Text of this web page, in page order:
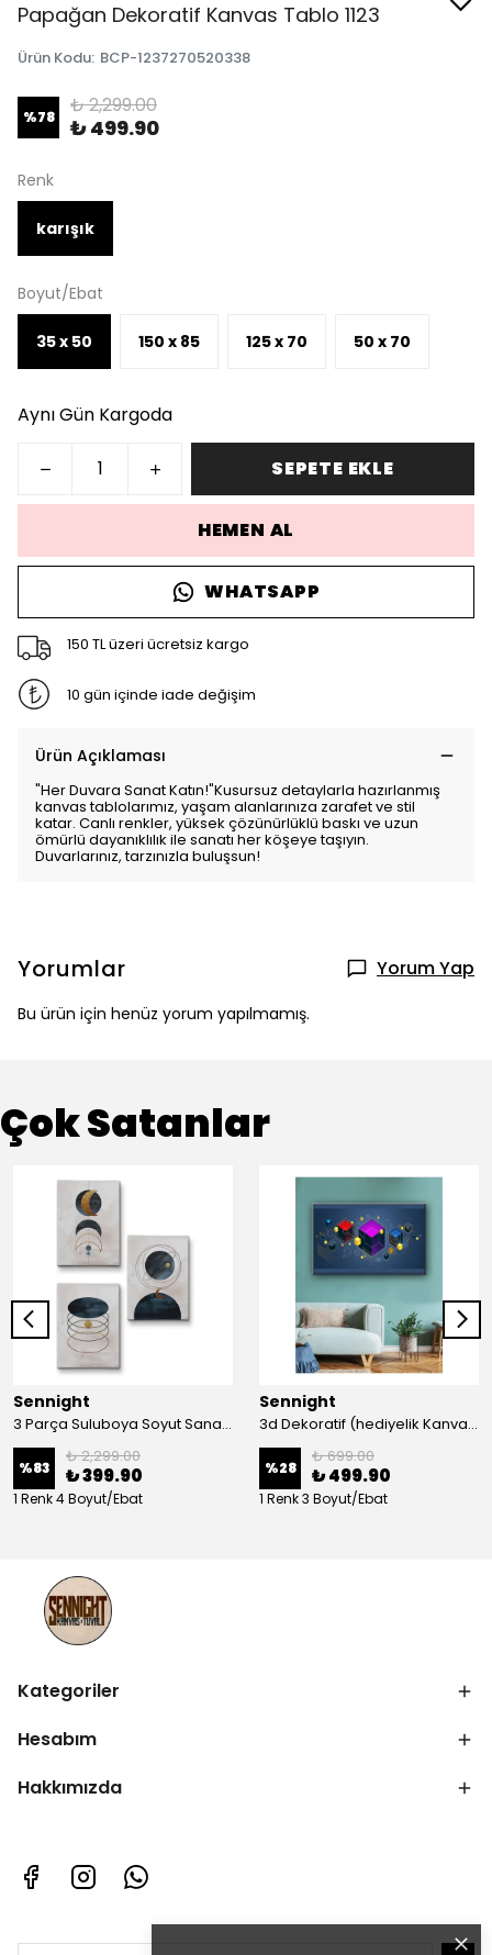
Papağan Dekoratif Kanvas Tablo 1123
Ürün Kodu: BCP-1237270520338
%78 ₺ 2,299.00
₺ 499.90
Renk
karışık
Boyut/Ebat
35 x 50 150 x 85 125 x 70 50 x 70
Aynı Gün Kargoda
SEPETE EKLE
HEMEN AL
WHATSAPP
150 TL üzeri ücretsiz kargo
10 gün içinde iade değişim
Ürün Açıklaması
"Her Duvara Sanat Katın!"Kusursuz detaylarla hazırlanmış
kanvas tablolarımız, yaşam alanlarınıza zarafet ve stil
katar. Canlı renkler, yüksek çözünürlüklü baskı ve uzun
ömürlü dayanıklılık ile sanatı her köşeye taşıyın.
Duvarlarınız, tarzınızla buluşsun!
Yorumlar Yorum Yap
Bu ürün için henüz yorum yapılmamış.
Çok Satanlar
Sennight
3 Parça Suluboya Soyut Sanat Koleksiyonu Dekoratif Kanvas Tablo
%83
₺ 2,299.00
₺ 399.90
1 Renk 4 Boyut/Ebat
Sennight
3d Dekoratif (hediyelik Kanvas Tablo)
%28
₺ 699.00
₺ 499.90
1 Renk 3 Boyut/Ebat
Kategoriler
Hesabım
Hakkımızda